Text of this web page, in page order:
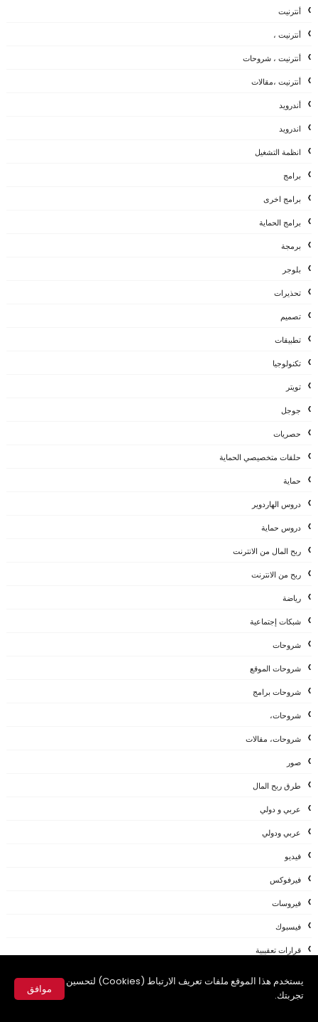
يستخدم هذا الموقع ملفات تعريف الارتباط (Cookies) لتحسين
تجربتك.
موافق
أنترنيت
أنترنيت ،
أنترنيت ، شروحات
أنترنيت ،مقالات
أندرويد
اندرويد
انظمة التشغيل
برامج
برامج اخرى
برامج الحماية
برمجة
بلوجر
تحذيرات
تصميم
تطبيقات
تكنولوجيا
تويتر
جوجل
حصريات
حلقات متخصيصي الحماية
حماية
دروس الهاردوير
دروس حماية
ربح المال من الانترنت
ربح من الانترنت
رياضة
شبكات إجتماعية
شروحات
شروحات الموقع
شروحات برامج
شروحات،
شروحات، مقالات
صور
طرق ربح المال
عربي و دولي
عربي ودولي
فيديو
فيرفوكس
فيروسات
فيسبوك
قرارات تعقيبية
لينكس